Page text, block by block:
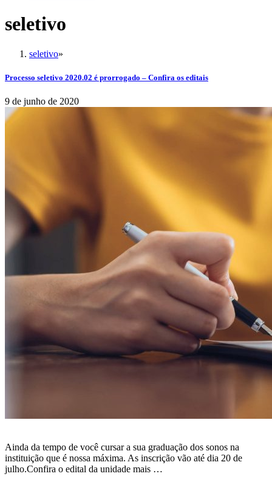
seletivo
seletivo»
Processo seletivo 2020.02 é prorrogado – Confira os editais
9 de junho de 2020
Ainda da tempo de você cursar a sua graduação dos sonos na
instituição que é nossa máxima. As inscrição vão até dia 20 de
julho.Confira o edital da unidade mais …